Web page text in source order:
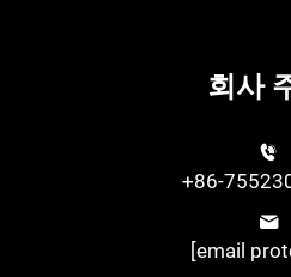
회사
+86-
[email